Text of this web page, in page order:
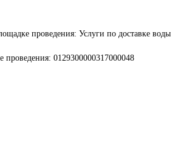
проведения: Услуги по доставке воды
проведения: 0129300000317000048